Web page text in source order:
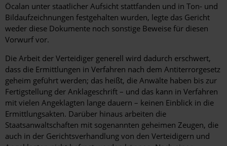
Öcalan unter staatlicher Aufsicht stattfanden und in Ton- und
Bildaufzeichnungen festgehalten wurden, legte das Gericht
weder diese Dokumente noch sonstige Beweise für diesen
Vorwurf vor.
Die Arbeit der Verteidiger generell wird dadurch erschwert,
dass die Ermittlungen in Verfahren nach dem Antiterrorgesetz
geheim geführt werden; das heißt, die Anwälte haben bis zur
Fertigstellung der Anklageschrift – und das kann in Verfahren
mit vielen Angeklagten lange dauern – keinen Einblick in die
Ermittlungsakten. Darüber hinaus arbeiten die
Staatsanwaltschaften mit sogenannten geheimen Zeugen, die
auch in der Gerichtsverhandlung von den Verteidigern und